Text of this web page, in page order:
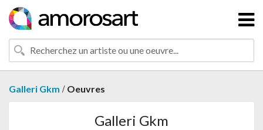
Galleri Gkm / Oeuvres
Galleri Gkm